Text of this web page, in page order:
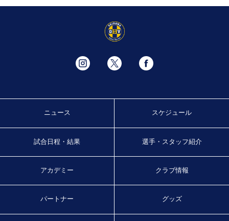
ニュース スケジュール
試合日程・結果 選手・スタッフ紹介
アカデミー クラブ情報
パートナー グッズ